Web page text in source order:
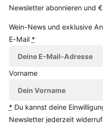
Newsletter abonnieren und
Wein-News und exklusive
E-Mail *
Vorname
* Du kannst deine
Newsletter jederzeit